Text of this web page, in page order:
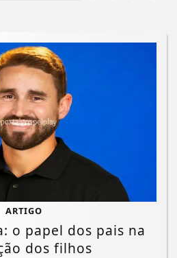
ARTIGO
o papel dos pais na
dos filhos